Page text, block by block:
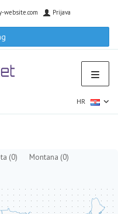
website.com Prijava
HR
(0) Montana (0)